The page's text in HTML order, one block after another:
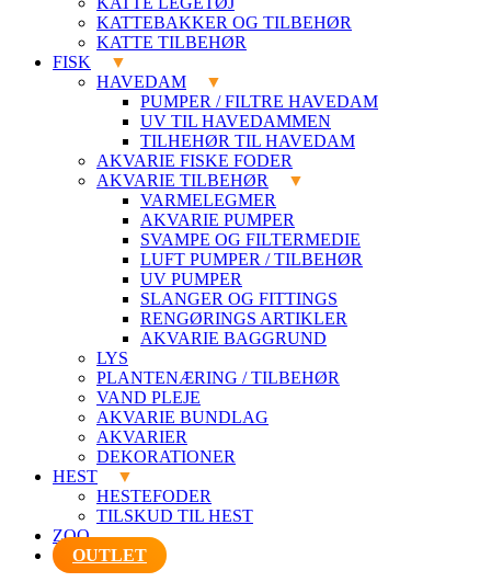
KATTEBAKKER OG TILBEHØR
KATTE TILBEHØR
FISK
HAVEDAM
PUMPER / FILTRE HAVEDAM
UV TIL HAVEDAMMEN
TILHEHØR TIL HAVEDAM
AKVARIE FISKE FODER
AKVARIE TILBEHØR
VARMELEGMER
AKVARIE PUMPER
SVAMPE OG FILTERMEDIE
LUFT PUMPER / TILBEHØR
UV PUMPER
SLANGER OG FITTINGS
RENGØRINGS ARTIKLER
AKVARIE BAGGRUND
LYS
PLANTENÆRING / TILBEHØR
VAND PLEJE
AKVARIE BUNDLAG
AKVARIER
DEKORATIONER
HEST
HESTEFODER
TILSKUD TIL HEST
ZOO
OUTLET